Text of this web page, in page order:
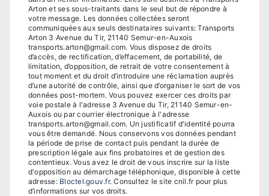
Arton et ses sous-traitants dans le seul but de répondre à
votre message. Les données collectées seront
communiquées aux seuls destinataires suivants: Transports
Arton 3 Avenue du Tir, 21140 Semur-en-Auxois
transports.arton@gmail.com. Vous disposez de droits
d’accès, de rectification, d’effacement, de portabilité, de
limitation, d’opposition, de retrait de votre consentement à
tout moment et du droit d’introduire une réclamation auprès
d’une autorité de contrôle, ainsi que d’organiser le sort de vos
données post-mortem. Vous pouvez exercer ces droits par
voie postale à l'adresse 3 Avenue du Tir, 21140 Semur-en-
Auxois ou par courrier électronique à l'adresse
transports.arton@gmail.com. Un justificatif d'identité pourra
vous être demandé. Nous conservons vos données pendant
la période de prise de contact puis pendant la durée de
prescription légale aux fins probatoires et de gestion des
contentieux. Vous avez le droit de vous inscrire sur la liste
d'opposition au démarchage téléphonique, disponible à cette
adresse: Bloctel.gouv.fr. Consultez le site cnil.fr pour plus
d’informations sur vos droits.